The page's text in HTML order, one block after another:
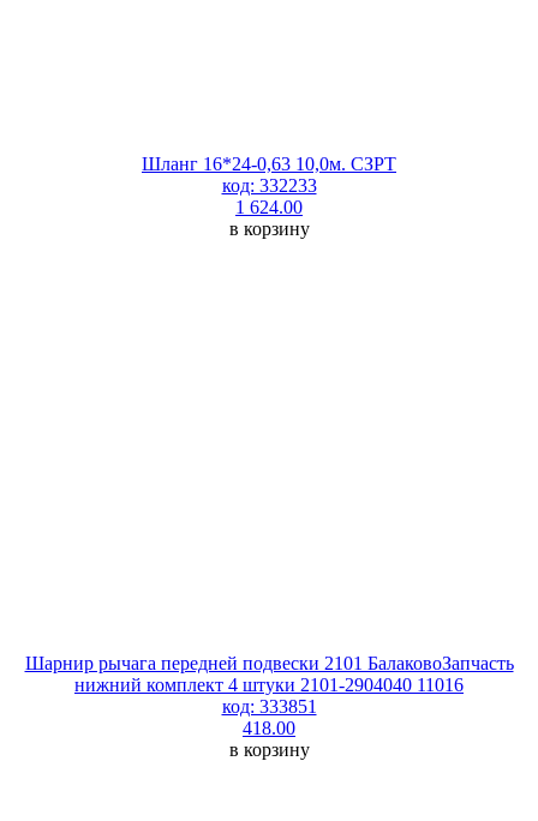
Шланг 16*24-0,63 10,0м. СЗРТ
код: 332233
1 624.00
в корзину
Шарнир рычага передней подвески 2101 БалаковоЗапчасть
нижний комплект 4 штуки 2101-2904040 11016
код: 333851
418.00
в корзину